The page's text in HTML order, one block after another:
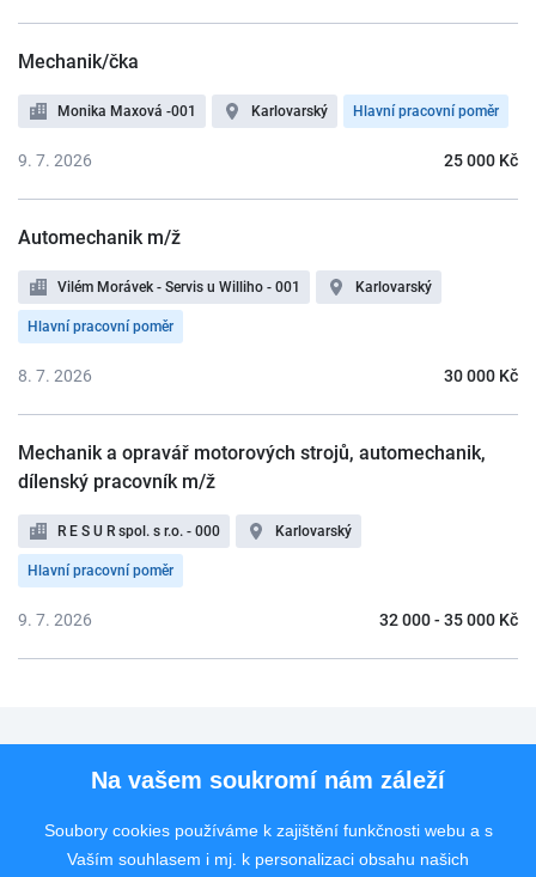
Mechanik/čka
Monika Maxová -001 Karlovarský Hlavní pracovní poměr
25 000 Kč
9. 7. 2026
Automechanik m/ž
Vilém Morávek - Servis u Williho - 001 Karlovarský
Hlavní pracovní poměr
30 000 Kč
8. 7. 2026
Mechanik a opravář motorových strojů, automechanik,
dílenský pracovník m/ž
R E S U R spol. s r.o. - 000 Karlovarský
Hlavní pracovní poměr
32 000 - 35 000 Kč
9. 7. 2026
Pro uchazeče
Rychlý kontakt
Na vašem soukromí nám záleží
Soubory cookies používáme k zajištění funkčnosti webu a s
Vaším souhlasem i mj. k personalizaci obsahu našich